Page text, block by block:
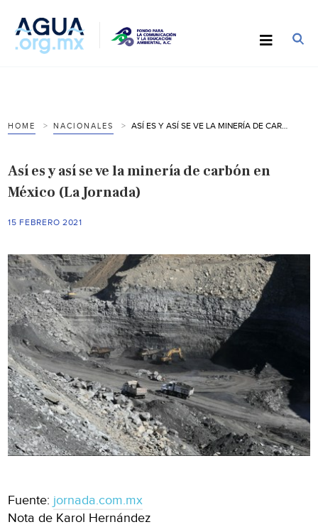
HOME NACIONALES
Así es y así se ve la minería de carbón en
México (La Jornada)
15 FEBRERO 2021
Fuente: jornada.com.mx
Nota de Karol Hernández